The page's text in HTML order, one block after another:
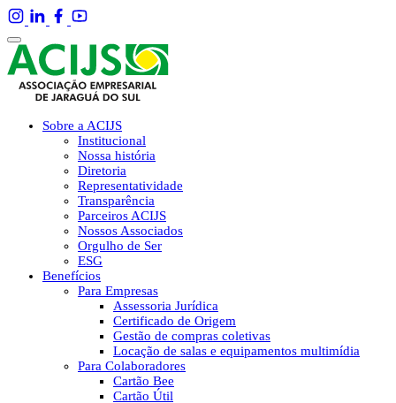
Sobre a ACIJS
Institucional
Nossa história
Diretoria
Representatividade
Transparência
Parceiros ACIJS
Nossos Associados
Orgulho de Ser
ESG
Benefícios
Para Empresas
Assessoria Jurídica
Certificado de Origem
Gestão de compras coletivas
Locação de salas e equipamentos multimídia
Para Colaboradores
Cartão Bee
Cartão Útil